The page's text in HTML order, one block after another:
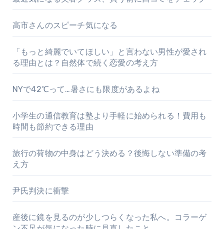
高市さんのスピーチ気になる
「もっと綺麗でいてほしい」と言わない男性が愛され
る理由とは？自然体で続く恋愛の考え方
NYで42℃って…暑さにも限度があるよね
小学生の通信教育は塾より手軽に始められる！費用も
時間も節約できる理由
旅行の荷物の中身はどう決める？後悔しない準備の考
え方
尹氏判決に衝撃
産後に鏡を見るのが少しつらくなった私へ。コラーゲ